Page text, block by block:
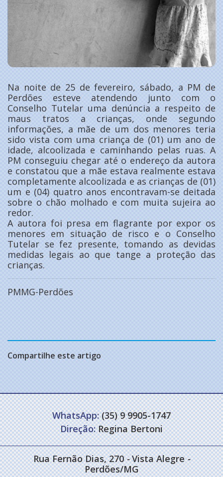
Na noite de 25 de fevereiro, sábado, a PM de
Perdões esteve atendendo junto com o
Conselho Tutelar uma denúncia a respeito de
maus tratos a crianças, onde segundo
informações, a mãe de um dos menores teria
sido vista com uma criança de (01) um ano de
idade, alcoolizada e caminhando pelas ruas. A
PM conseguiu chegar até o endereço da autora
e constatou que a mãe estava realmente estava
completamente alcoolizada e as crianças de (01)
um e (04) quatro anos encontravam-se deitada
sobre o chão molhado e com muita sujeira ao
redor.
A autora foi presa em flagrante por expor os
menores em situação de risco e o Conselho
Tutelar se fez presente, tomando as devidas
medidas legais ao que tange a proteção das
crianças.
PMMG-Perdões
Compartilhe este artigo
WhatsApp:(35) 9 9905-1747
Direção:Regina Bertoni
Rua Fernão Dias, 270- Vista Alegre-
Perdões/MG